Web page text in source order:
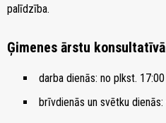
palīdzība.
Ģimenes ārstu
darba dienās: no plkst.
brīvdienās un svētku